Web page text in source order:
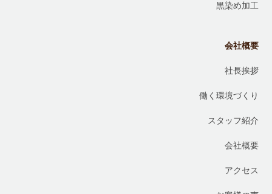
黒染め加工
会社概要
社長挨拶
働く環境づくり
スタッフ紹介
会社概要
アクセス